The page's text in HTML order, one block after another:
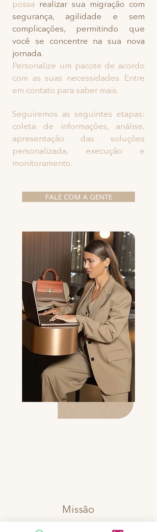
possa realizar sua migração com
segurança, agilidade e sem
complicações, permitindo que
você se concentre na sua nova
jornada.
Personalize um pacote de acordo
com as suas necessidades. Entre
em contato para saber mais.
Seguiremos as seguintes etapas:
coleta de informações, análise,
apresentação das soluções
personalizada, execução e
monitoramento.
FALE COM A GENTE
Missão